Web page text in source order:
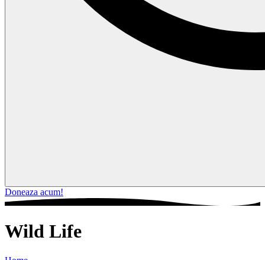
Doneaza acum!
Wild Life